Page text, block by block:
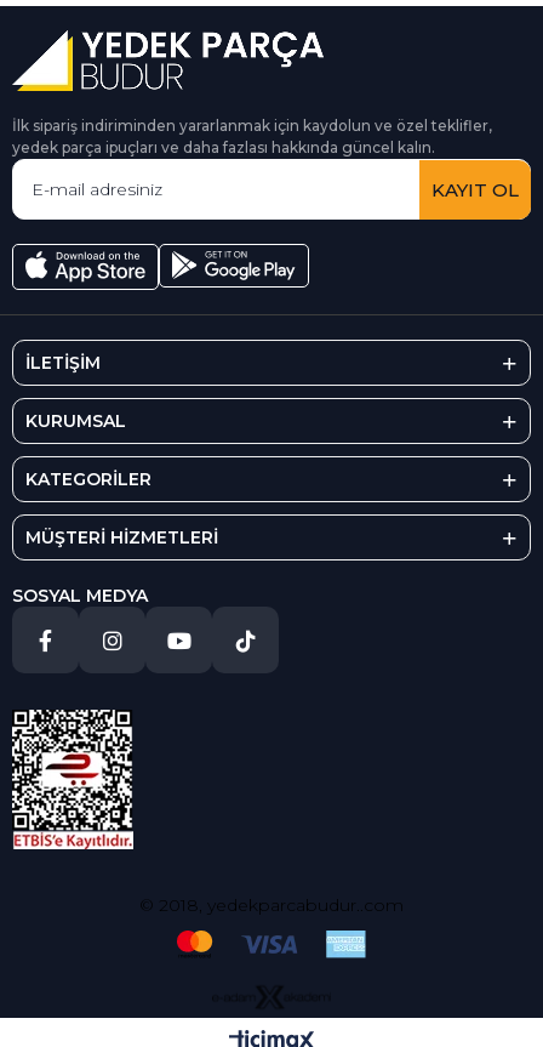
İlk sipariş indiriminden yararlanmak için kaydolun ve özel teklifler,
yedek parça ipuçları ve daha fazlası hakkında güncel kalın.
KAYIT OL
İLETİŞİM
KURUMSAL
KATEGORİLER
MÜŞTERİ HİZMETLERİ
SOSYAL MEDYA
© 2018, yedekparcabudur..com